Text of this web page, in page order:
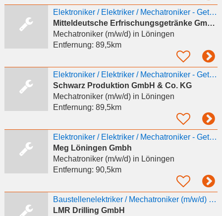
Elektroniker / Elektriker / Mechatroniker - Getränkeproduktion (unbefristet) (w/m/d)
Mitteldeutsche Erfrischungsgetränke GmbH & Co. KG
Mechatroniker (m/w/d)in Löningen
Entfernung: 89,5km
Elektroniker / Elektriker / Mechatroniker - Getränkeproduktion (unbefristet) (w/m/d)
Schwarz Produktion GmbH & Co. KG
Mechatroniker (m/w/d)in Löningen
Entfernung: 89,5km
Elektroniker / Elektriker / Mechatroniker - Getränkeproduktion (unbefristet) (w/m/d)
Meg Löningen Gmbh
Mechatroniker (m/w/d)in Löningen
Entfernung: 90,5km
Baustellenelektriker / Mechatroniker (m/w/d) für Baustellen im In- und europäischen Ausland
LMR Drilling GmbH